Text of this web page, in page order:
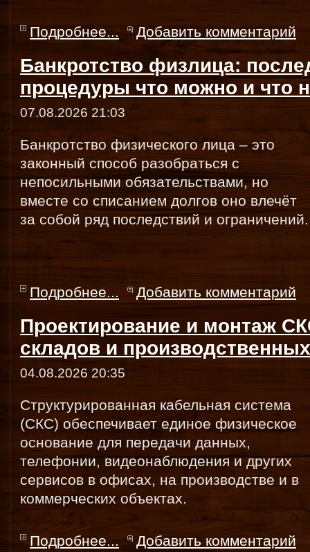
Подробнее... Добавить комментарий
Банкротство физлица:
процедуры что можно и что
07.08.2026 21:03
Банкротство физического лица – это
законный способ разобраться с
непосильными обязательствами, но
вместе со списанием долгов оно влечёт
за собой ряд последствий и ограничений.
Подробнее... Добавить комментарий
Проектирование и монтаж
складов и
04.08.2026 20:35
Структурированная кабельная система
(СКС) обеспечивает единое физическое
основание для передачи данных,
телефонии, видеонаблюдения и других
сервисов в офисах, на производстве и в
коммерческих объектах.
Подробнее... Добавить комментарий